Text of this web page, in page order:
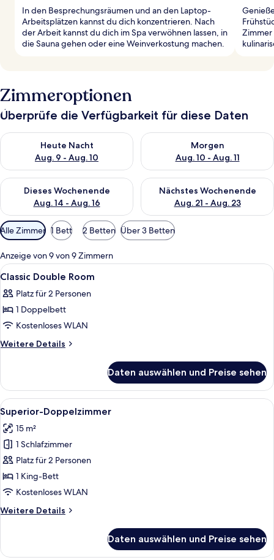
In den Besprechungsräumen und an den Laptop-
Arbeitsplätzen kannst du dich konzentrieren. Nach
der Arbeit kannst du dich im Spa verwöhnen lassen, in
die Sauna gehen oder eine Weinverkostung machen.
Zimmeroptionen
Überprüfe die Verfügbarkeit für diese Daten
Heute Nacht
Aug. 9 - Aug. 10
Überprüfe die Verfügbarkeit für heute Nacht, Aug. 9 - Aug.
Morgen
Aug. 10 - Aug. 11
Überprüfe die Verfügbarkeit
Dieses Wochenende
Aug. 14 - Aug. 16
Überprüfe die Verfügbarkeit für dieses Wochenende, Aug. 14
Nächstes Wochenende
Aug. 21 - Aug. 23
Überprüfe die Verfügbarkeit
Verfügbare
Filter
für
Zimmer
Alle Zimmer 1 Bett 2 Betten Über 3 Betten
Anzeige von 9 von 9 Zimmern
Alle
Fotos
für
Classic
Double
Room
Daunenbettdecken, Betten mit
2
Classic Double Room
Platz für 2 Personen
1 Doppelbett
Kostenloses WLAN
Weitere Details
Weitere
Double
Room
Daten auswählen und Preise sehen
Alle
Fotos
für
Superior-
Doppelzimmer
anzeigen
Ein Schlafzimmer mit einem Bett,
6
Superior-Doppelzimmer
15 m²
1 Schlafzimmer
Platz für 2 Personen
1 King-Bett
Kostenloses WLAN
Weitere Details
Weitere
Doppelzimmer
Daten auswählen und Preise sehen